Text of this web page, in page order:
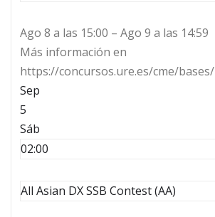
Ago 8 a las 15:00 – Ago 9 a las 14:59
Más información en
https://concursos.ure.es/cme/bases/
Sep
5
Sáb
02:00
All Asian DX SSB Contest (AA)